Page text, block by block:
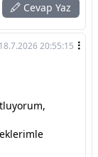
Cevap Yaz
18.7.2026 20:55:15